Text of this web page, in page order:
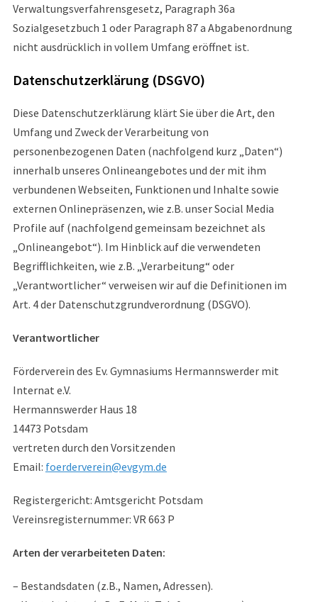
Verwaltungsverfahrensgesetz, Paragraph 36a
Sozialgesetzbuch 1 oder Paragraph 87 a Abgabenordnung
nicht ausdrücklich in vollem Umfang eröffnet ist.
Datenschutzerklärung (DSGVO)
Diese Datenschutzerklärung klärt Sie über die Art, den
Umfang und Zweck der Verarbeitung von
personenbezogenen Daten (nachfolgend kurz „Daten“)
innerhalb unseres Onlineangebotes und der mit ihm
verbundenen Webseiten, Funktionen und Inhalte sowie
externen Onlinepräsenzen, wie z.B. unser Social Media
Profile auf (nachfolgend gemeinsam bezeichnet als
„Onlineangebot“). Im Hinblick auf die verwendeten
Begrifflichkeiten, wie z.B. „Verarbeitung“ oder
„Verantwortlicher“ verweisen wir auf die Definitionen im
Art. 4 der Datenschutzgrundverordnung (DSGVO).
Verantwortlicher
Förderverein des Ev. Gymnasiums Hermannswerder mit
Internat e.V.
Hermannswerder Haus 18
14473 Potsdam
vertreten durch den Vorsitzenden
Email: foerderverein@evgym.de
Registergericht: Amtsgericht Potsdam
Vereinsregisternummer: VR 663 P
Arten der verarbeiteten Daten:
– Bestandsdaten (z.B., Namen, Adressen).